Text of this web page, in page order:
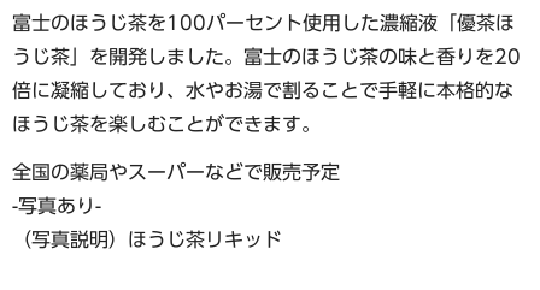
富士のほうじ茶を100パーセント使用した濃縮液「優茶ほ
うじ茶」を開発しました。富士のほうじ茶の味と香りを20
倍に凝縮しており、水やお湯で割ることで手軽に本格的な
ほうじ茶を楽しむことができます。
全国の薬局やスーパーなどで販売予定
-写真あり-
（写真説明）ほうじ茶リキッド